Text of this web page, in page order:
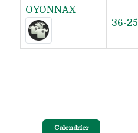
OYONNAX
36-25
Calendrier